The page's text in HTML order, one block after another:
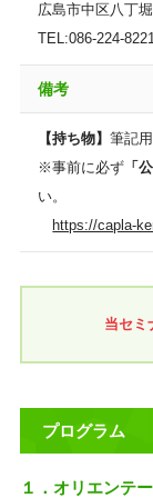
広島市中区八丁
TEL:086-224-
備考
【持ち物】筆記
※事前に必ず 「
い。
https://capla-
当セミ
プログラム
１．オリエンテ